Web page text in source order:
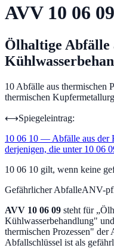
AVV 10 06 09
Ölhaltige Abfälle
10 Abfälle aus thermischen
thermischen
⟷Spiegeleintrag:
10 06 10 — Abfälle aus der
derjenigen, die unter 10 06
10 06 10 gilt, wenn keine
Gefährlicher AbfalleANV-
AVV 10 06 09 steht für „
Kühlwasserbehandlung"
thermischen Prozessen" der
Abfallschlüssel ist als